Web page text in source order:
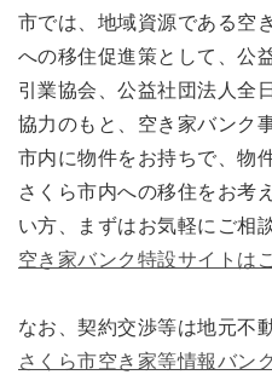
市では、地域資源である空
への移住促進策として、公
引業協会、公益社団法人全
協力のもと、空き家バンク
市内に物件をお持ちで、物
さくら市内への移住をお考
い方、まずはお気軽にご相
空き家バンク特設サイトは
なお、契約交渉等は地元不
さくら市空き家等情報バン